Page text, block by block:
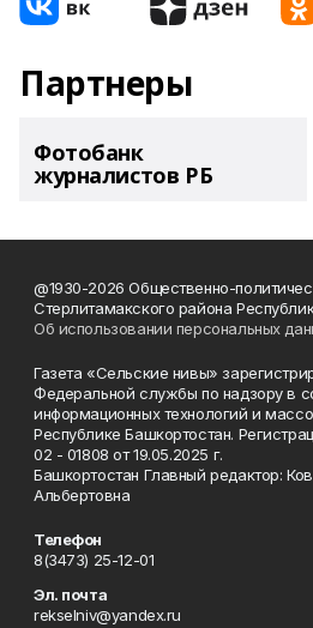
Партнеры
Фотобанк
журналистов РБ
@1930-2026 Общественно-
Стерлитамакского района
Об использовании персональных
Газета «Сельские нивы»
Федеральной службы по надзору в
информационных технологий и
Республике Башкортостан.
02 - 01808 от 19.05.2025 г.
Башкортостан Главный редактор:
Альбертовна
Телефон
8(3473) 25-12-01
Эл. почта
rekselniv@yandex.ru